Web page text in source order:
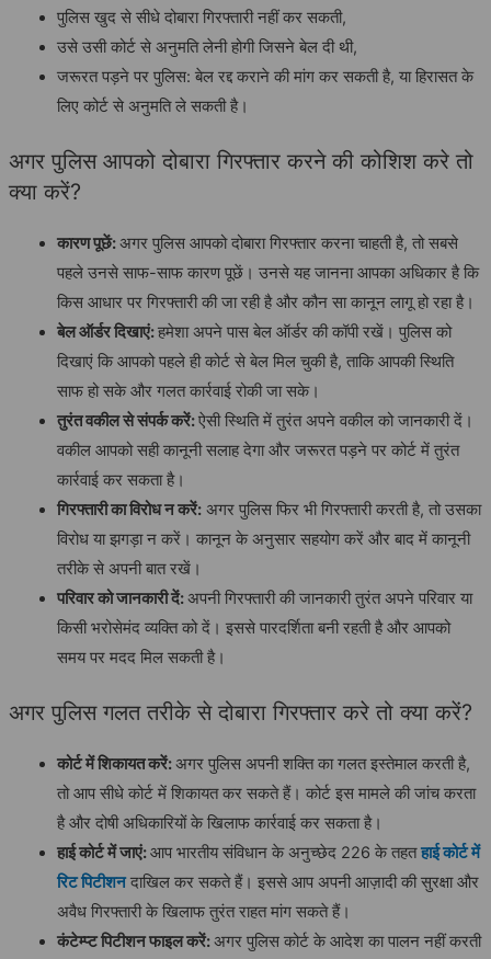
पुलिस खुद से सीधे दोबारा गिरफ्तारी नहीं कर सकती,
उसे उसी कोर्ट से अनुमति लेनी होगी जिसने बेल दी थी,
जरूरत पड़ने पर पुलिस: बेल रद्द कराने की मांग कर सकती है, या हिरासत के
लिए कोर्ट से अनुमति ले सकती है।
अगर पुलिस आपको दोबारा गिरफ्तार करने की कोशिश करे तो
क्या करें?
कारण पूछें:अगर पुलिस आपको दोबारा गिरफ्तार करना चाहती है, तो सबसे
पहले उनसे साफ-साफ कारण पूछें। उनसे यह जानना आपका अधिकार है कि
किस आधार पर गिरफ्तारी की जा रही है और कौन सा कानून लागू हो रहा है।
बेल ऑर्डर दिखाएं:हमेशा अपने पास बेल ऑर्डर की कॉपी रखें। पुलिस को
दिखाएं कि आपको पहले ही कोर्ट से बेल मिल चुकी है, ताकि आपकी स्थिति
साफ हो सके और गलत कार्रवाई रोकी जा सके।
तुरंत वकील से संपर्क करें:ऐसी स्थिति में तुरंत अपने वकील को जानकारी दें।
वकील आपको सही कानूनी सलाह देगा और जरूरत पड़ने पर कोर्ट में तुरंत
कार्रवाई कर सकता है।
गिरफ्तारी का विरोध न करें:अगर पुलिस फिर भी गिरफ्तारी करती है, तो उसका
विरोध या झगड़ा न करें। कानून के अनुसार सहयोग करें और बाद में कानूनी
तरीके से अपनी बात रखें।
परिवार को जानकारी दें:अपनी गिरफ्तारी की जानकारी तुरंत अपने परिवार या
किसी भरोसेमंद व्यक्ति को दें। इससे पारदर्शिता बनी रहती है और आपको
समय पर मदद मिल सकती है।
अगर पुलिस गलत तरीके से दोबारा गिरफ्तार करे तो क्या करें?
कोर्ट में शिकायत करें:अगर पुलिस अपनी शक्ति का गलत इस्तेमाल करती है,
तो आप सीधे कोर्ट में शिकायत कर सकते हैं। कोर्ट इस मामले की जांच करता
है और दोषी अधिकारियों के खिलाफ कार्रवाई कर सकता है।
हाई कोर्ट में जाएं:आप भारतीय संविधान के अनुच्छेद 226 के तहतहाई कोर्ट में
रिट पिटीशनदाखिल कर सकते हैं। इससे आप अपनी आज़ादी की सुरक्षा और
अवैध गिरफ्तारी के खिलाफ तुरंत राहत मांग सकते हैं।
कंटेम्प्ट पिटीशन फाइल करें:अगर पुलिस कोर्ट के आदेश का पालन नहीं करती